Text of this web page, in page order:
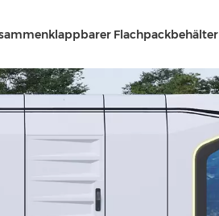
Flachpackbehälter